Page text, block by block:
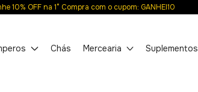
10% OFF na 1° Compra com o cupom: GANHEI10
Chás Mercearia Suplementos